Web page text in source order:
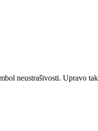
neustrašivosti. Upravo